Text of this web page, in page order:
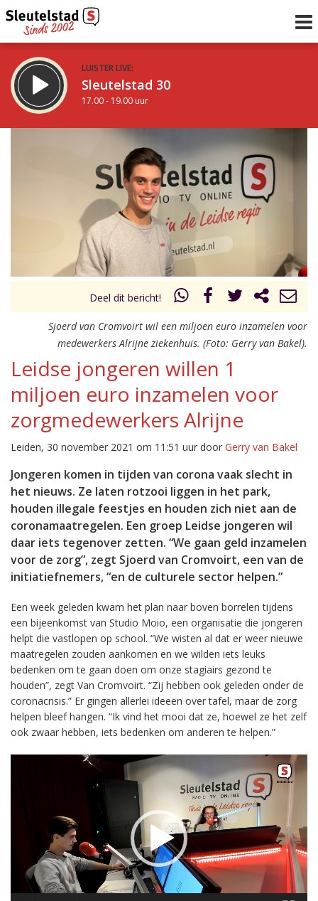
LUISTER LIVE:
Sleutelstad 30
17.00 - 19.00 uur
De avond van Sleutelstad
uur 1 van 0 Volgend uur
Deel dit bericht!
Sjoerd van Cromvoirt wil een miljoen euro inzamelen voor
medewerkers Alrijne ziekenhuis. (Foto: Gerry van Bakel).
Leidse jongeren willen 1
miljoen euro inzamelen voor
zorgmedewerkers Alrijne
Leiden, 30 november 2021 om 11:51 uur door Gerry van Bakel
Jongeren komen in tijden van corona vaak slecht in
het nieuws. Ze laten rotzooi liggen in het park,
houden illegale feestjes en houden zich niet aan de
coronamaatregelen. Een groep Leidse jongeren wil
daar iets tegenover zetten. “We gaan geld inzamelen
voor de zorg”, zegt Sjoerd van Cromvoirt, een van de
initiatiefnemers, “en de culturele sector helpen.”
Een week geleden kwam het plan naar boven borrelen tijdens
een bijeenkomst van Studio Moio, een organisatie die jongeren
helpt die vastlopen op school. “We wisten al dat er weer nieuwe
maatregelen zouden aankomen en we wilden iets leuks
bedenken om te gaan doen om onze stagiairs gezond te
houden”, zegt Van Cromvoirt. “Zij hebben ook geleden onder de
coronacrisis.” Er gingen allerlei ideeën over tafel, maar de zorg
helpen bleef hangen. “Ik vind het mooi dat ze, hoewel ze het zelf
ook zwaar hebben, iets bedenken om anderen te helpen.”